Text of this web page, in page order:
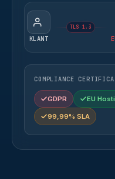
KLANT
TLS 1.3
COMPLIANCE
GDPR EU
99,99% SLA